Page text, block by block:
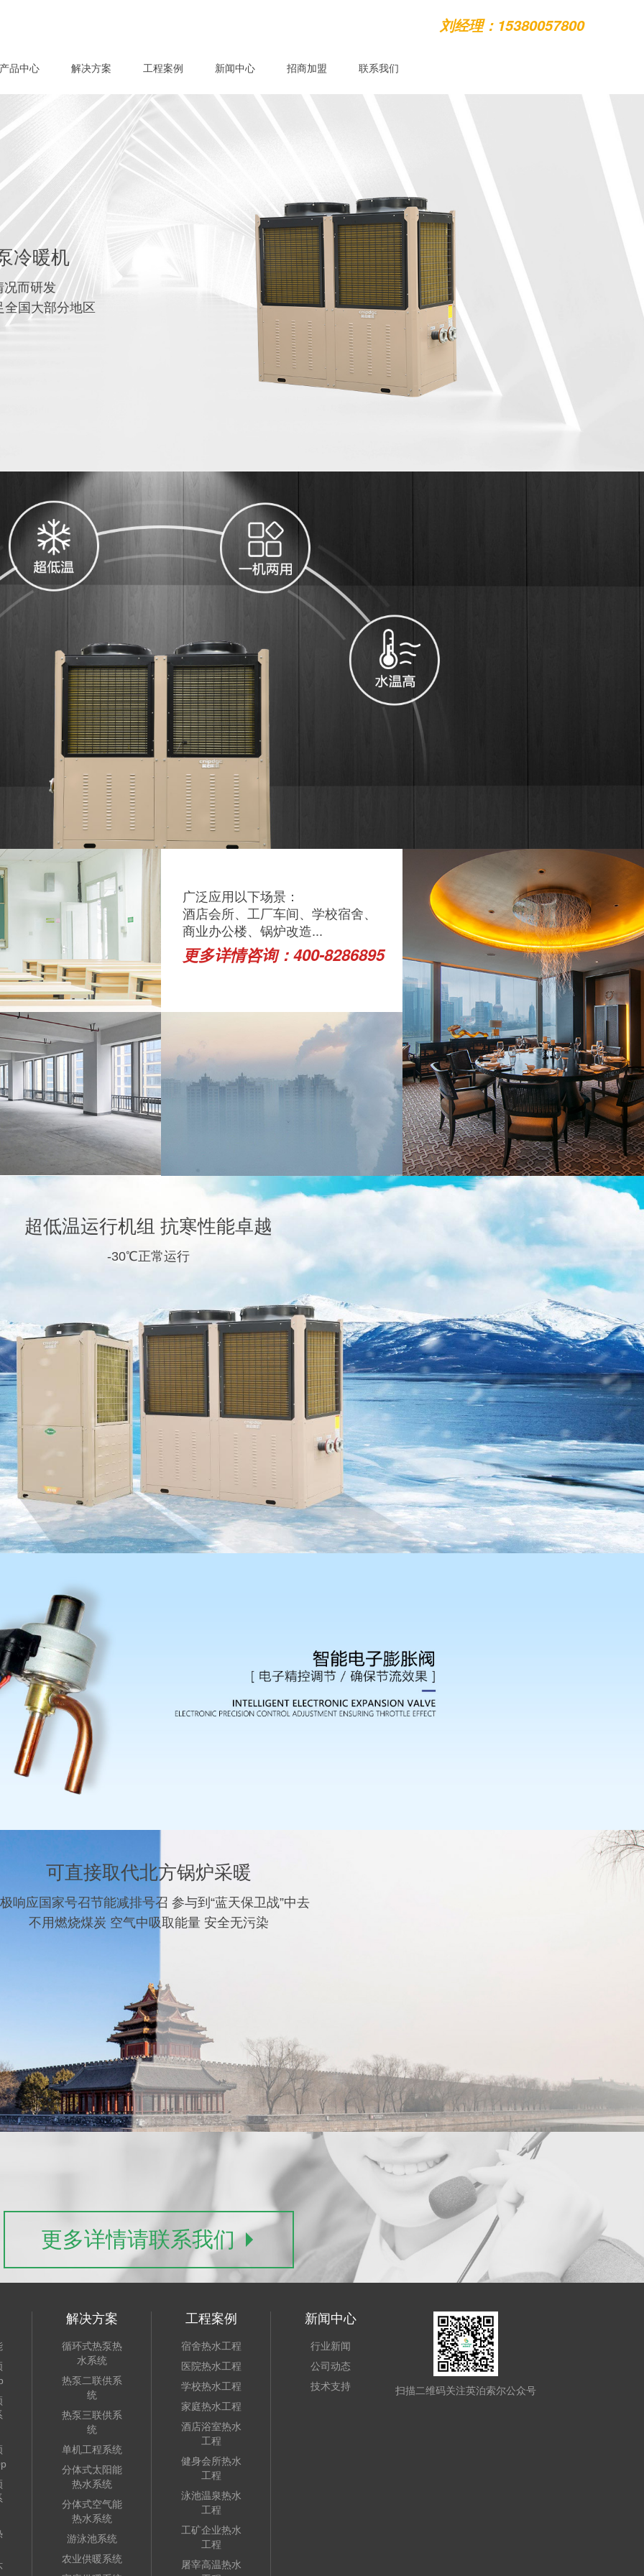
产品中心 解决方案 工程案例 新闻中心 招商加盟 联系我们
刘经理：15380057800
冷暖机
况而研发
国大部分地区
广泛应用以下场景：
酒店会所、工厂车间、学校宿舍、
商业办公楼、锅炉改造...
更多详情咨询：400-8286895
超低温运行机组 抗寒性能卓越
-30℃正常运行
可直接取代北方锅炉采暖
响应国家号召节能减排号召 参与到“蓝天保卫战”中去
不用燃烧煤炭 空气中吸取能量 安全无污染
更多详情请联系我们
解决方案
循环式热泵热
水系统
热泵二联供系
统
热泵三联供系
统
单机工程系统
分体式太阳能
热水系统
分体式空气能
热水系统
游泳池系统
农业供暖系统
工程案例
宿舍热水工程
医院热水工程
学校热水工程
家庭热水工程
酒店浴室热水
工程
健身会所热水
工程
泳池温泉热水
工程
工矿企业热水
工程
屠宰高温热水
新闻中心
行业新闻
公司动态
技术支持
扫描二维码关注英泊索尔公众号